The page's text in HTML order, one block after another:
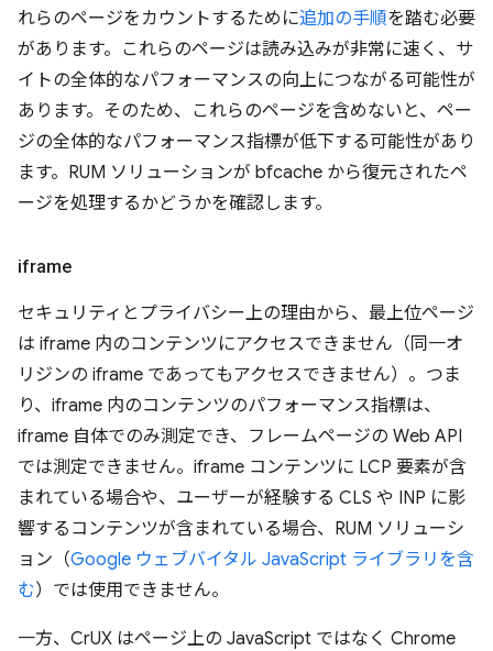
れらのページをカウントするために追加の手順を踏む必要
があります。これらのページは読み込みが非常に速く、サ
イトの全体的なパフォーマンスの向上につながる可能性が
あります。そのため、これらのページを含めないと、ペー
ジの全体的なパフォーマンス指標が低下する可能性があり
ます。RUM ソリューションが bfcache から復元されたペ
ージを処理するかどうかを確認します。
iframe
セキュリティとプライバシー上の理由から、最上位ページ
は iframe 内のコンテンツにアクセスできません（同一オ
リジンの iframe であってもアクセスできません）。つま
り、iframe 内のコンテンツのパフォーマンス指標は、
iframe 自体でのみ測定でき、フレームページの Web API
では測定できません。iframe コンテンツに LCP 要素が含
まれている場合や、ユーザーが経験する CLS や INP に影
響するコンテンツが含まれている場合、RUM ソリューシ
ョン（Google ウェブバイタル JavaScript ライブラリを含
む）では使用できません。
一方、CrUX はページ上の JavaScript ではなく Chrome